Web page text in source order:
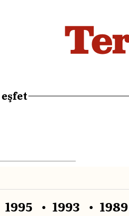
eşfet
1995 1993 1989